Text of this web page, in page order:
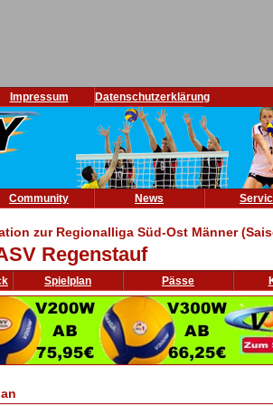
Impressum Datenschutzerklärung
Community News
zur Regionalliga Süd-Ost Männer
Regenstauf
Spielplan Pässe